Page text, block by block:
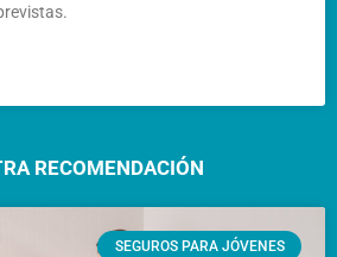
RECOMENDACIÓN
SEGUROS PARA JÓVENES